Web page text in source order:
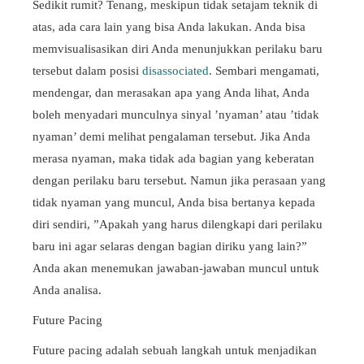
Sedikit rumit? Tenang, meskipun tidak setajam teknik di
atas, ada cara lain yang bisa Anda lakukan. Anda bisa
memvisualisasikan diri Anda menunjukkan perilaku baru
tersebut dalam posisi disassociated. Sembari mengamati,
mendengar, dan merasakan apa yang Anda lihat, Anda
boleh menyadari munculnya sinyal ’nyaman’ atau ’tidak
nyaman’ demi melihat pengalaman tersebut. Jika Anda
merasa nyaman, maka tidak ada bagian yang keberatan
dengan perilaku baru tersebut. Namun jika perasaan yang
tidak nyaman yang muncul, Anda bisa bertanya kepada
diri sendiri, ”Apakah yang harus dilengkapi dari perilaku
baru ini agar selaras dengan bagian diriku yang lain?”
Anda akan menemukan jawaban-jawaban muncul untuk
Anda analisa.
Future Pacing
Future pacing adalah sebuah langkah untuk menjadikan